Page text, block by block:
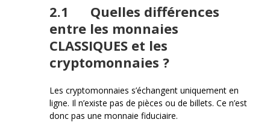
2.1 Quelles différences
entre les monnaies
CLASSIQUES et les
cryptomonnaies ?
Les cryptomonnaies s’échangent uniquement en
ligne. Il n’existe pas de pièces ou de billets. Ce n’est
donc pas une monnaie fiduciaire.